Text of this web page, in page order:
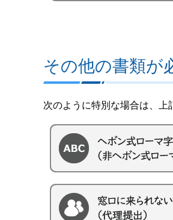
その他の書類が
次のように特別な場合は、上